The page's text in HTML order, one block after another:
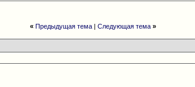
« Предыдущая тема |Следующая тема »